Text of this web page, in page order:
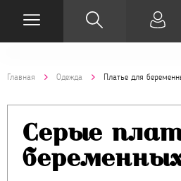
Главная Одежда Платье для
Серые